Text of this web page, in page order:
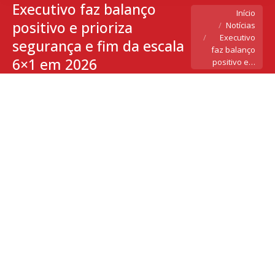
Executivo faz balanço
positivo e prioriza
segurança e fim da escala
6×1 em 2026
Você está aqui:
Início
Notícias
Executivo
faz balanço
positivo e…